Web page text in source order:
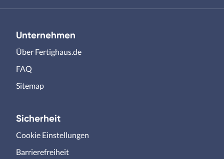
Unternehmen
Über Fertighaus.de
FAQ
Sitemap
Sicherheit
Cookie Einstellungen
Barrierefreiheit